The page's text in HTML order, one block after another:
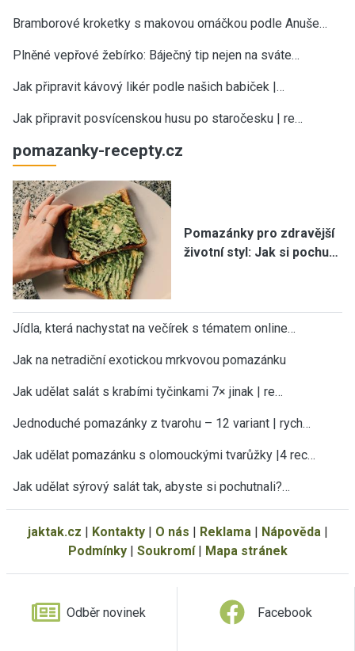
Bramborové kroketky s makovou omáčkou podle Anuše…
Plněné vepřové žebírko: Báječný tip nejen na sváte…
Jak připravit kávový likér podle našich babiček |…
Jak připravit posvícenskou husu po staročesku | re…
pomazanky-recepty.cz
Pomazánky pro zdravější
životní styl: Jak si pochu…
Jídla, která nachystat na večírek s tématem online…
Jak na netradiční exotickou mrkvovou pomazánku
Jak udělat salát s krabími tyčinkami 7× jinak | re…
Jednoduché pomazánky z tvarohu – 12 variant | rych…
Jak udělat pomazánku s olomouckými tvarůžky |4 rec…
Jak udělat sýrový salát tak, abyste si pochutnali?…
jaktak.cz | Kontakty| O nás | Reklama | Nápověda |
Podmínky| Soukromí| Mapa stránek
Odběr novinek Facebook